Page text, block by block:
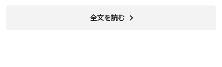
全文を読む